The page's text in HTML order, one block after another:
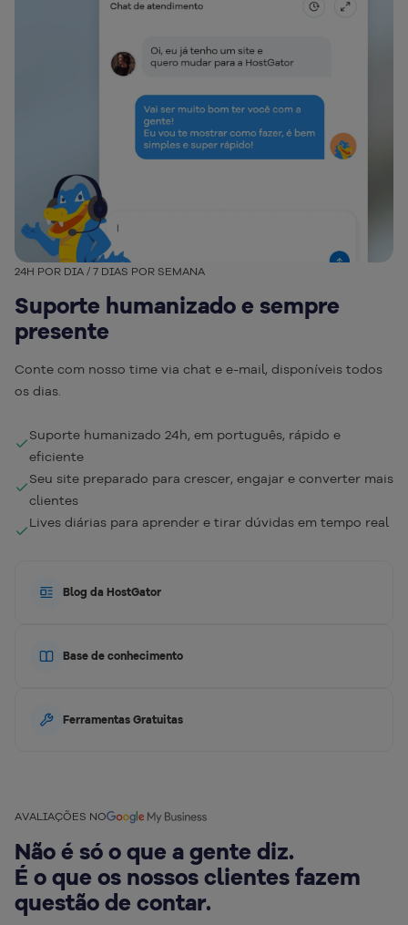
24H POR DIA / 7 DIAS POR SEMANA
Suporte humanizado e sempre
presente
Conte com nosso time via chat e e-mail, disponíveis todos
os dias.
Suporte humanizado 24h, em português, rápido e
eficiente
Seu site preparado para crescer, engajar e converter mais
clientes
Lives diárias para aprender e tirar dúvidas em tempo real
Blog da HostGator
Base de conhecimento
Ferramentas Gratuitas
AVALIAÇÕES NO
Não é só o que a gente diz.
É o que os nossos clientes fazem
questão de contar.